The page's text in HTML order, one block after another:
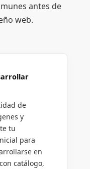
antes de
web.
de
y
tu
para
en
catálogo,